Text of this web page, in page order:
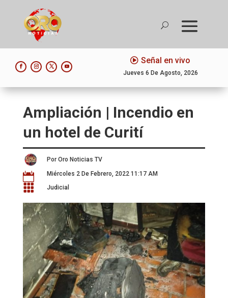
Señal en vivo
Jueves 6 De Agosto, 2026
Ampliación | Incendio en
un hotel de Curití
Por Oro Noticias TV
 Miércoles 2 De Febrero, 2022 11:17 AM
 Judicial